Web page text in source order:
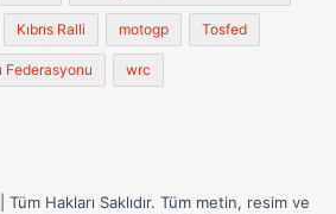
Kıbrıs Ralli motogp Tosfed
Federasyonu wrc
Hakları Saklıdır. Tüm metin, resim ve